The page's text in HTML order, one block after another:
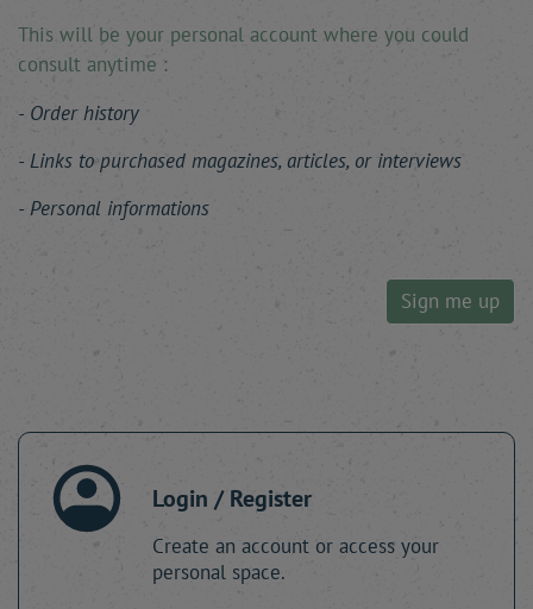
This will be your personal account where you could
consult anytime :
Order history
Links to purchased magazines, articles, or interviews
Personal informations
Sign me up
Login / Register
Create an account or access your
personal space.